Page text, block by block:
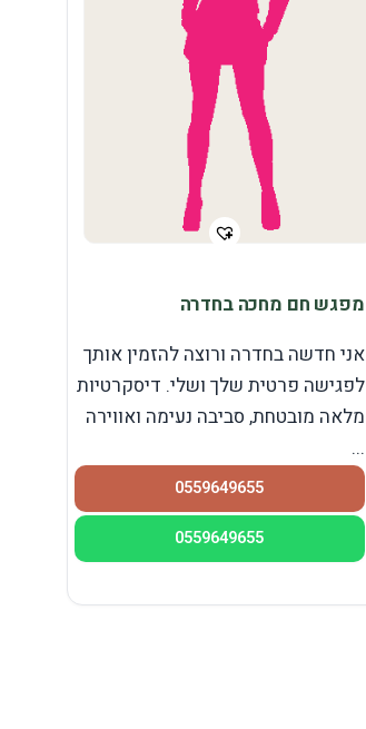
מפגש חם מחכה בחדרה
אני חדשה בחדרה ורוצה להזמין אותך
לפגישה פרטית שלך ושלי. דיסקרטיות
מלאה מובטחת, סביבה נעימה ואווירה
...
0559649655
0559649655